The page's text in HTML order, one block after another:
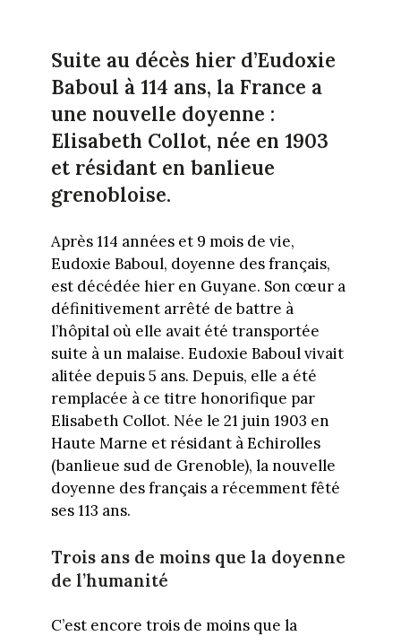
Suite au décès hier d’Eudoxie
Baboul à 114 ans, la France a
une nouvelle doyenne :
Elisabeth Collot, née en 1903
et résidant en banlieue
grenobloise.
Après 114 années et 9 mois de vie,
Eudoxie Baboul, doyenne des français,
est décédée hier en Guyane. Son cœur a
définitivement arrêté de battre à
l’hôpital où elle avait été transportée
suite à un malaise. Eudoxie Baboul vivait
alitée depuis 5 ans. Depuis, elle a été
remplacée à ce titre honorifique par
Elisabeth Collot. Née le 21 juin 1903 en
Haute Marne et résidant à Echirolles
(banlieue sud de Grenoble), la nouvelle
doyenne des français a récemment fêté
ses 113 ans.
Trois ans de moins que la doyenne
de l’humanité
C’est encore trois de moins que la